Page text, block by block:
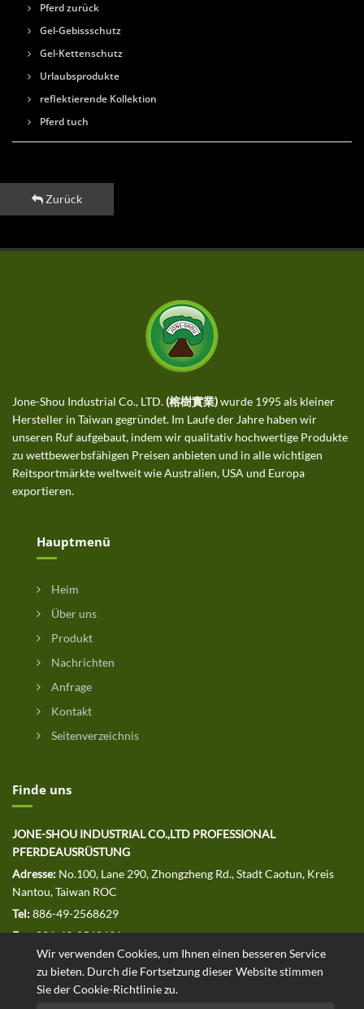
Pferd zurück
Gel-Gebissschutz
Gel-Kettenschutz
Urlaubsprodukte
reflektierende Kollektion
Pferd tuch
Zurück
Wir verwenden Cookies, um Ihnen einen besseren Service
zu bieten. Durch die Fortsetzung dieser Website stimmen
Sie der Cookie-Richtlinie zu.
Jone-Shou Industrial Co., LTD. (榕樹實業)wurde 1995 als kleiner
Hersteller in Taiwan gegründet. Im Laufe der Jahre haben wir
unseren Ruf aufgebaut, indem wir qualitativ hochwertige Produkte
zu wettbewerbsfähigen Preisen anbieten und in alle wichtigen
Reitsportmärkte weltweit wie Australien, USA und Europa
exportieren.
Hauptmenü
Heim
Über uns
Produkt
Nachrichten
Anfrage
Kontakt
Seitenverzeichnis
Finde uns
JONE-SHOU INDUSTRIAL CO.,LTD PROFESSIONAL
PFERDEAUSRÜSTUNG
Adresse: No.100, Lane 290, Zhongzheng Rd., Stadt Caotun, Kreis
Nantou, Taiwan ROC
Tel:886-49-2568629
Fax:886-49-2568691
E-MAIL: jssales@jone-shou.com